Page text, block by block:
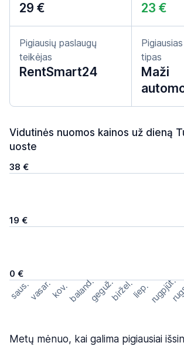
29 € 23 €
Pigiausių paslaugų
teikėjas
RentSmart24
tipas
Maži
Vidutinės nuomos kainos už dieną
uoste
38 €
19 €
0 €
saus.vasar.kov.baland.geguž.biržel.liep.rugpjūt.
Metų mėnuo, kai galima pigiausiai